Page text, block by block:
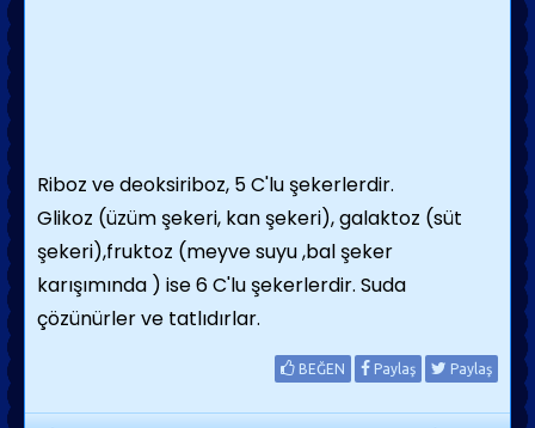
Riboz ve deoksiriboz, 5 C'lu şekerlerdir.
Glikoz (üzüm şekeri, kan şekeri), galaktoz (süt
şekeri),fruktoz (meyve suyu ,bal şeker
karışımında ) ise 6 C'lu şekerlerdir. Suda
çözünürler ve tatlıdırlar.
BEĞEN Paylaş Paylaş